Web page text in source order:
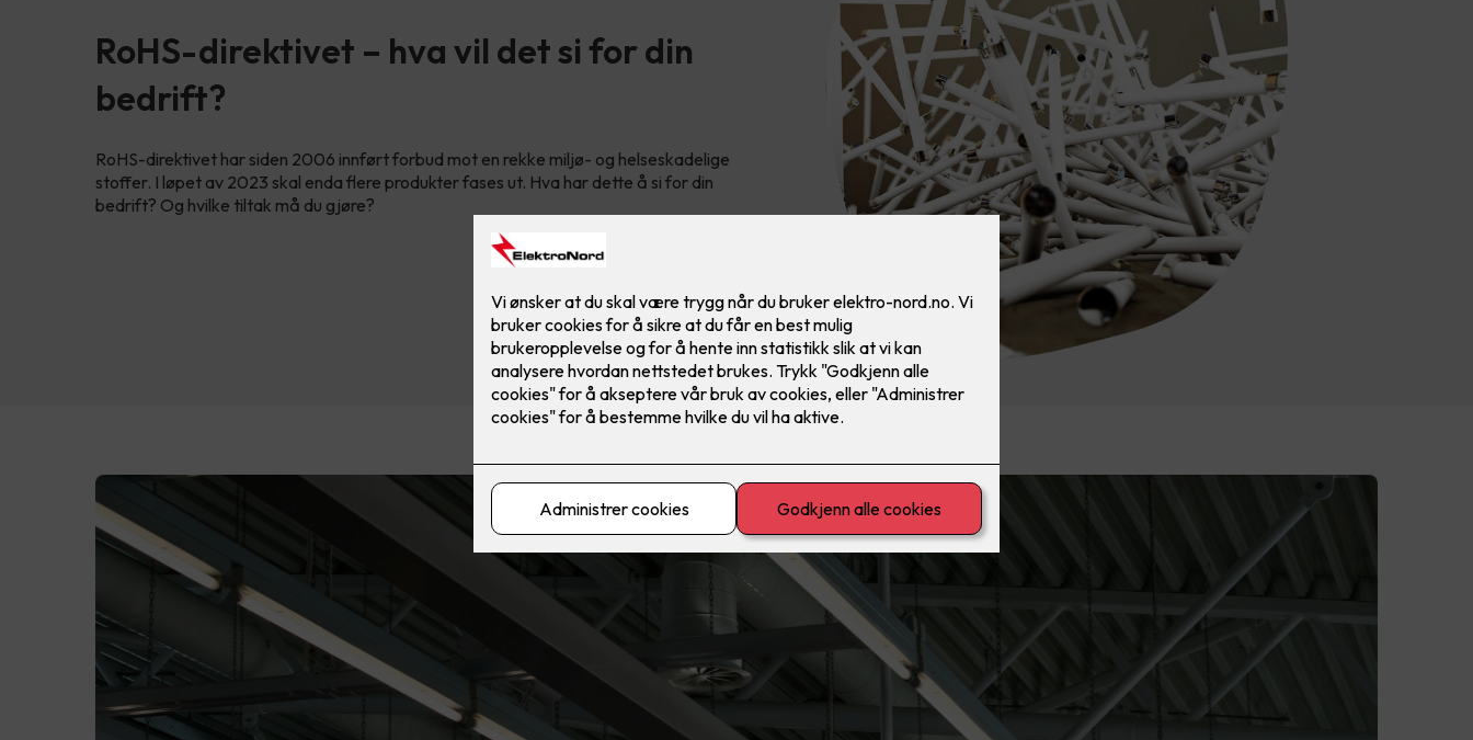
RoHS-direktivet – hva vil det si for din
bedrift?
RoHS-direktivet har siden 2006 innført forbud mot en rekke miljø- og helseskadelige
stoffer. I løpet av 2023 skal enda flere produkter fases ut. Hva har dette å si for din
bedrift? Og hvilke tiltak må du gjøre?